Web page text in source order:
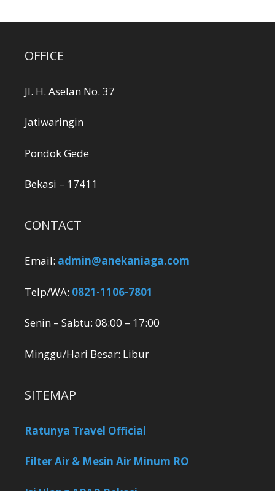
OFFICE
Jl. H. Aselan No. 37
Jatiwaringin
Pondok Gede
Bekasi – 17411
CONTACT
Email: admin@anekaniaga.com
Telp/WA: 0821-1106-7801
Senin – Sabtu: 08:00 – 17:00
Minggu/Hari Besar: Libur
SITEMAP
Ratunya Travel Official
Filter Air & Mesin Air Minum RO